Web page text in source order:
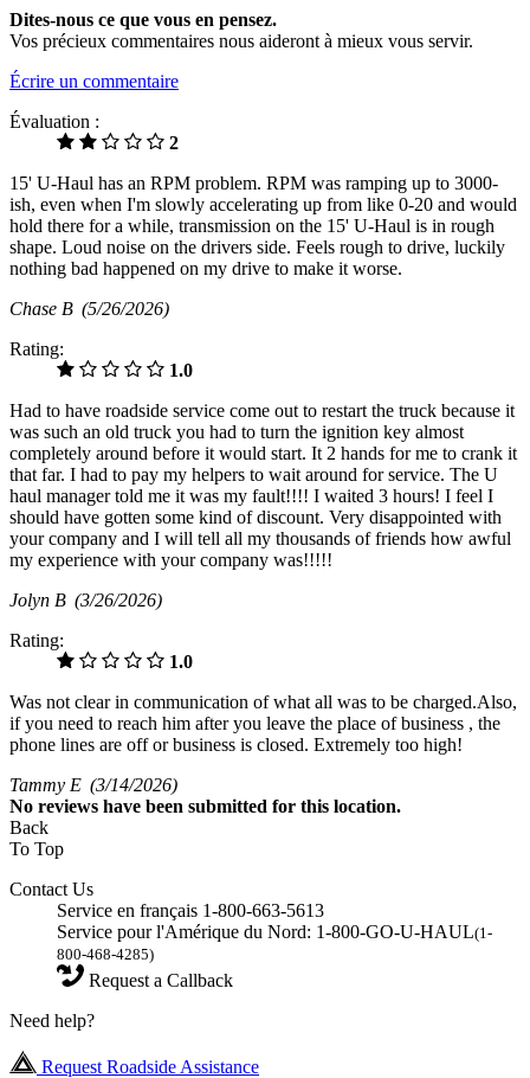
Dites-nous ce que vous en pensez.
Vos précieux commentaires nous aideront à mieux vous servir.
Écrire un commentaire
Évaluation :
2
15' U-Haul has an RPM problem. RPM was ramping up to 3000-
ish, even when I'm slowly accelerating up from like 0-20 and would
hold there for a while, transmission on the 15' U-Haul is in rough
shape. Loud noise on the drivers side. Feels rough to drive, luckily
nothing bad happened on my drive to make it worse.
Chase B (5/26/2026)
Rating:
1.0
Had to have roadside service come out to restart the truck because it
was such an old truck you had to turn the ignition key almost
completely around before it would start. It 2 hands for me to crank it
that far. I had to pay my helpers to wait around for service. The U
haul manager told me it was my fault!!!! I waited 3 hours! I feel I
should have gotten some kind of discount. Very disappointed with
your company and I will tell all my thousands of friends how awful
my experience with your company was!!!!!
Jolyn B (3/26/2026)
Rating:
1.0
Was not clear in communication of what all was to be charged.Also,
if you need to reach him after you leave the place of business , the
phone lines are off or business is closed. Extremely too high!
Tammy E (3/14/2026)
No reviews have been submitted for this location.
Back
To Top
Contact Us
Service en français 1-800-663-5613
Service pour l'Amérique du Nord: 1-800-GO-U-HAUL(1-
800-468-4285)
Request a Callback
Need help?
Request Roadside Assistance